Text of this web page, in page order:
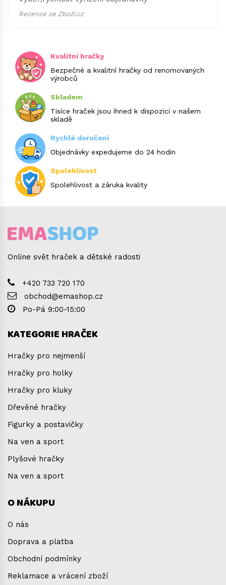
Recenze ze Zboží.cz
Kvalitní hračky
Bezpečné a kvalitní hračky od renomovaných
výrobců
Skladem
Tisíce hraček jsou ihned k dispozici v našem
skladě
Rychlé doručení
Objednávky expedujeme do 24 hodin
Spolehlivost
Spolehlivost a záruka kvality
Online svět hraček a dětské radosti
+420 733 720 170
obchod@emashop.cz
Po-Pá 9:00-15:00
KATEGORIE HRAČEK
Hračky pro nejmenší
Hračky pro holky
Hračky pro kluky
Dřevěné hračky
Figurky a postavičky
Na ven a sport
Plyšové hračky
Na ven a sport
O NÁKUPU
O nás
Doprava a platba
Obchodní podmínky
Reklamace a vrácení zboží